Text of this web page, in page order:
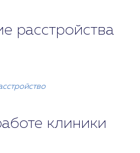
расстройства
клиники